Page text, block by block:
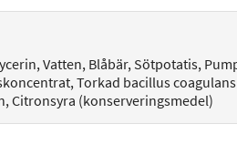
Vatten, Blåbär, Sötpotatis,
Torkad bacillus
Citronsyra (konserveringsmedel)